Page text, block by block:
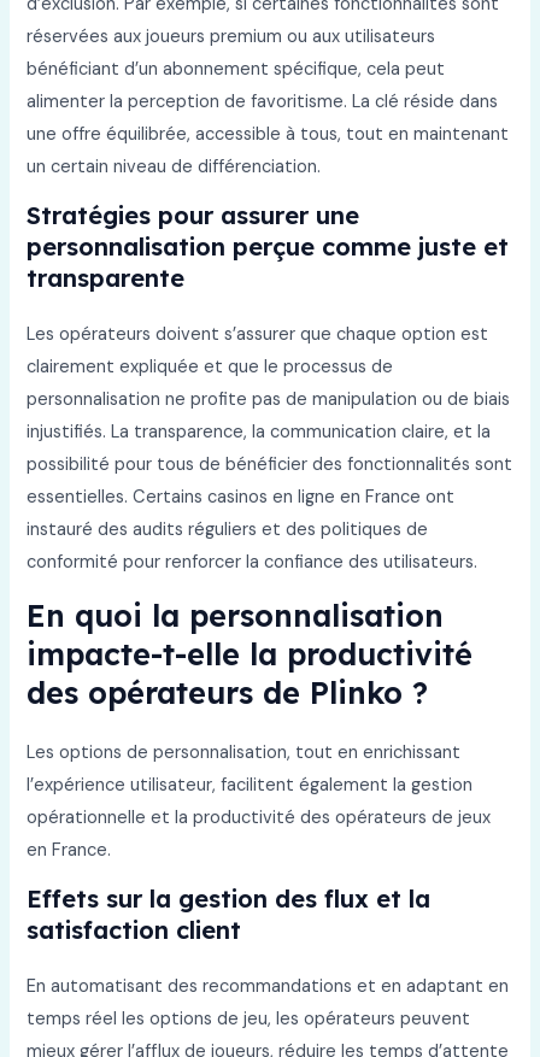
réservées aux joueurs premium ou aux utilisateurs
bénéficiant d’un abonnement spécifique, cela peut
alimenter la perception de favoritisme. La clé réside dans
une offre équilibrée, accessible à tous, tout en maintenant
un certain niveau de différenciation.
Stratégies pour assurer une
personnalisation perçue comme juste et
transparente
Les opérateurs doivent s’assurer que chaque option est
clairement expliquée et que le processus de
personnalisation ne profite pas de manipulation ou de biais
injustifiés. La transparence, la communication claire, et la
possibilité pour tous de bénéficier des fonctionnalités sont
essentielles. Certains casinos en ligne en France ont
instauré des audits réguliers et des politiques de
conformité pour renforcer la confiance des utilisateurs.
En quoi la personnalisation
impacte-t-elle la productivité
des opérateurs de Plinko ?
Les options de personnalisation, tout en enrichissant
l’expérience utilisateur, facilitent également la gestion
opérationnelle et la productivité des opérateurs de jeux
en France.
Effets sur la gestion des flux et la
satisfaction client
En automatisant des recommandations et en adaptant en
temps réel les options de jeu, les opérateurs peuvent
mieux gérer l’afflux de joueurs, réduire les temps d’attente